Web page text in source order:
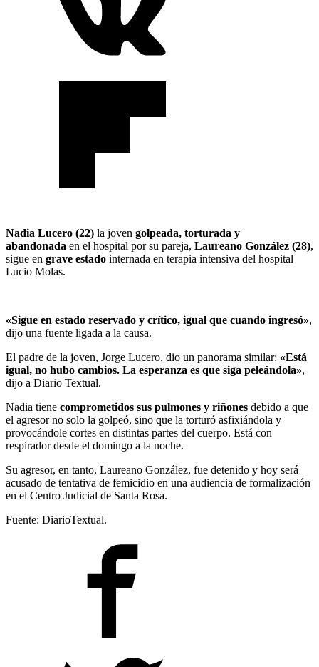
Nadia Lucero (22) la joven golpeada, torturada y
abandonada en el hospital por su pareja, Laureano González (28),
sigue en grave estado internada en terapia intensiva del hospital
Lucio Molas.
«Sigue en estado reservado y crítico, igual que cuando ingresó»,
dijo una fuente ligada a la causa.
El padre de la joven, Jorge Lucero, dio un panorama similar: «Está
igual, no hubo cambios. La esperanza es que siga peleándola»,
dijo a Diario Textual.
Nadia tiene comprometidos sus pulmones y riñones debido a que
el agresor no solo la golpeó, sino que la torturó asfixiándola y
provocándole cortes en distintas partes del cuerpo. Está con
respirador desde el domingo a la noche.
Su agresor, en tanto, Laureano González, fue detenido y hoy será
acusado de tentativa de femicidio en una audiencia de formalización
en el Centro Judicial de Santa Rosa.
Fuente: DiarioTextual.